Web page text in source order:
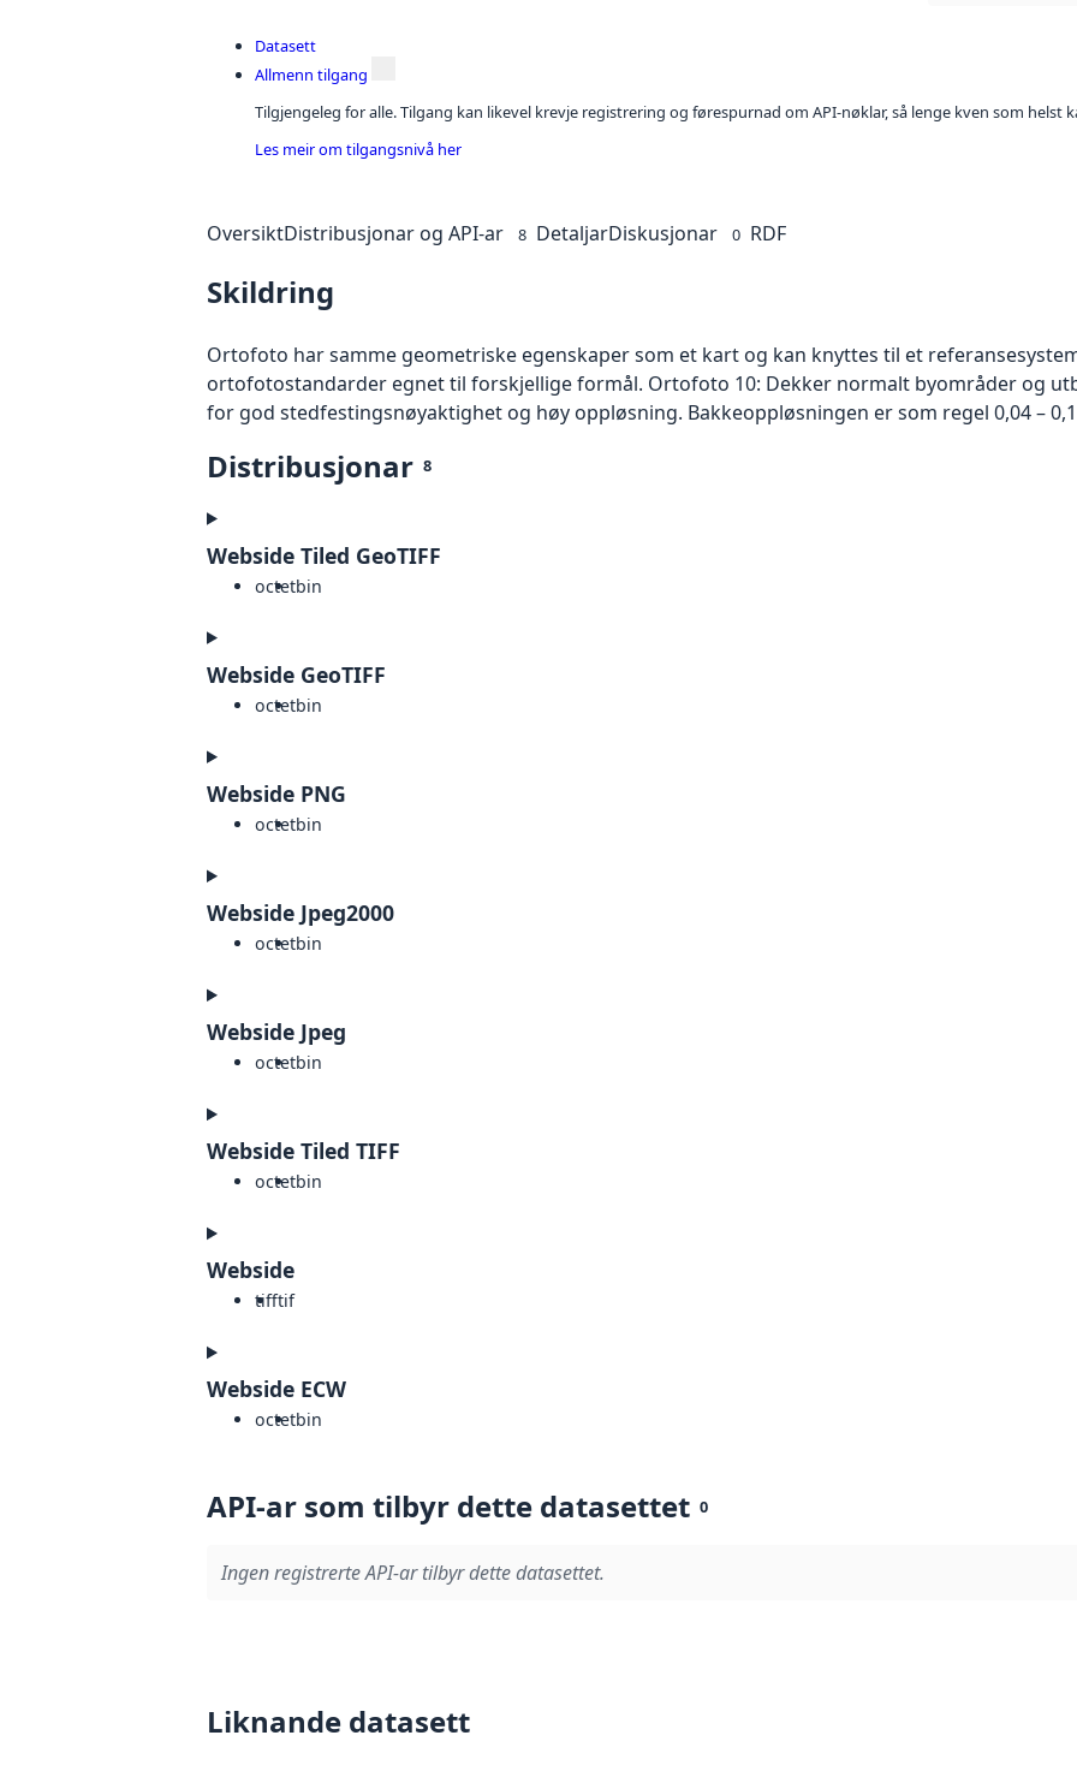
Datasett
Allmenn tilgang
Tilgjengeleg for alle. Tilgang kan likevel krevje registrering og førespurnad om API-nøklar, så lenge kven som helst
Les meir om tilgangsnivå her
OversiktDistribusjonar og API-ar 8 DetaljarDiskusjonar 0 RDF
Skildring
Ortofoto har samme geometriske egenskaper som et kart og kan knyttes til et
ortofotostandarder egnet til forskjellige formål. Ortofoto 10: Dekker normalt byområder og
for god stedfestingsnøyaktighet og høy oppløsning. Bakkeoppløsningen er som regel 0,04 –
Distribusjonar 8
Webside Tiled GeoTIFF
octetbin
Webside GeoTIFF
octetbin
Webside PNG
octetbin
Webside Jpeg2000
octetbin
Webside Jpeg
octetbin
Webside Tiled TIFF
octetbin
Webside
tifftif
Webside ECW
octetbin
API-ar som tilbyr dette datasettet 0
Ingen registrerte API-ar tilbyr dette datasettet.
Liknande datasett